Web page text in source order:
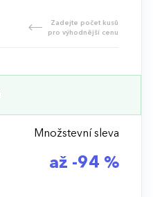
Zadejte počet kusů
pro výhodnější cenu
Množstevní sleva
až -94 %